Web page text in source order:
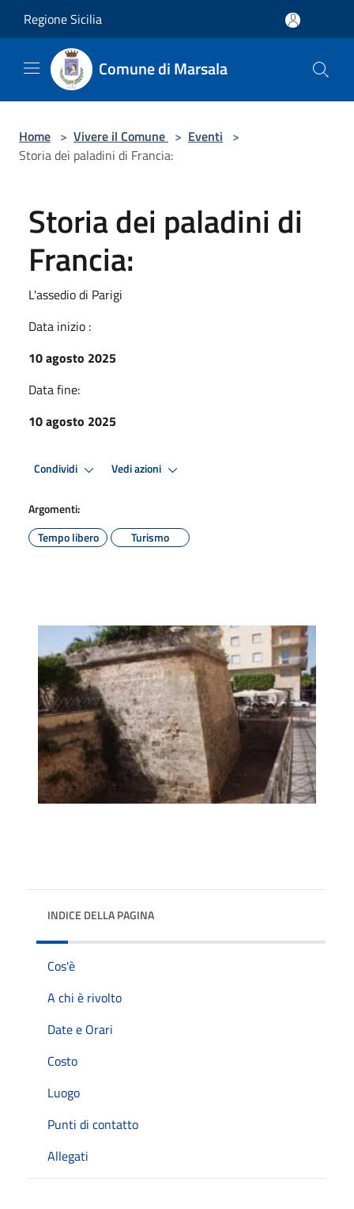
Regione Sicilia
Comune di Marsala
Home > Vivere il Comune > Eventi >
Storia dei paladini di Francia:
Storia dei paladini di
Francia:
L'assedio di Parigi
Data inizio :
10 agosto 2025
Data fine:
10 agosto 2025
Condividi Vedi azioni
Argomenti:
Tempo libero
Turismo
INDICE DELLA PAGINA
Cos'è
A chi è rivolto
Date e Orari
Costo
Luogo
Punti di contatto
Allegati